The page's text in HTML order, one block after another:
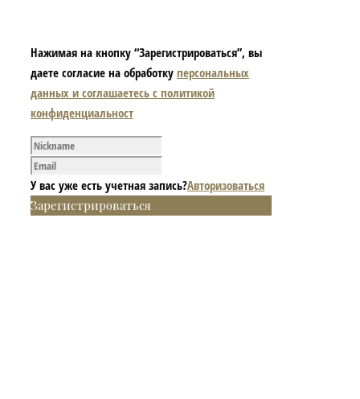
Нажимая на кнопку “Зарегистрироваться”, вы
даете согласие на обработку персональных
данных и соглашаетесь с политикой
конфиденциальност
У вас уже есть учетная запись?Авторизоваться
Зарегистрироваться